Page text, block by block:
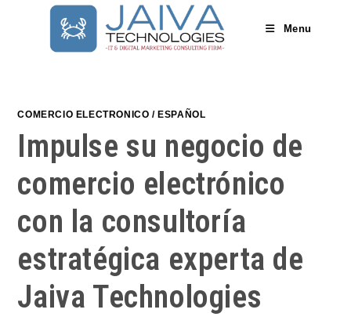
Menu
COMERCIO ELECTRONICO / ESPAÑOL
Impulse su negocio de
comercio electrónico
con la consultoría
estratégica experta de
Jaiva Technologies